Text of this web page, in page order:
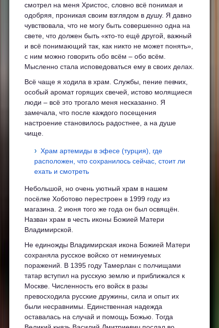
смотрел на меня Христос, словно всё понимая и
одобряя, проникая своим взглядом в душу. Я давно
чувствовала, что не могу быть совершенно одна на
свете, что должен быть «кто-то ещё другой, важный
и всё понимающий так, как никто не может понять»,
с ним можно говорить обо всём – обо всём.
Мысленно стала исповедоваться ему в своих делах.
Всё чаще я ходила в храм. Службы, пение певчих,
особый аромат горящих свечей, истово молящиеся
люди – всё это трогало меня несказанно. Я
замечала, что после каждого посещения
настроение становилось радостнее, а на душе
чище.
Храм артемиды в эфесе (турция), где
расположен, что сохранилось сейчас, стоит ли
ехать и смотреть
Небольшой, но очень уютный храм в нашем
посёлке Хоботово перестроен в 1999 году из
магазина. 2 июня того же года он был освящён.
Назван храм в честь иконы Божией Матери
Владимирской.
Не единожды Владимирская икона Божией Матери
сохраняла русское войско от неминуемых
поражений. В 1395 году Тамерлан с полчищами
татар вступил на русскую землю и приближался к
Москве. Численность его войск в разы
превосходила русские дружины, сила и опыт их
были несравнимы. Единственная надежда
оставалась на случай и помощь Божью. Тогда